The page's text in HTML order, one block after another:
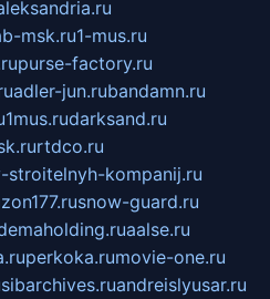
msk.ru1-mus.ru
purse-factory.ru
adler-jun.rubandamn.ru
1mus.rudarksand.ru
rtdco.ru
kompanij.ru
snow-guard.ru
aalse.ru
perkoka.rumovie-one.ru
sibarchives.ruandreislyusar.ru